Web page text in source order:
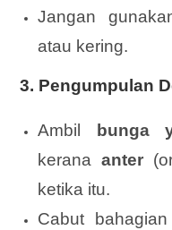
Jangan
atau kering.
3. Pengumpulan
Ambil bunga
keranaanter
ketika itu.
Cabut